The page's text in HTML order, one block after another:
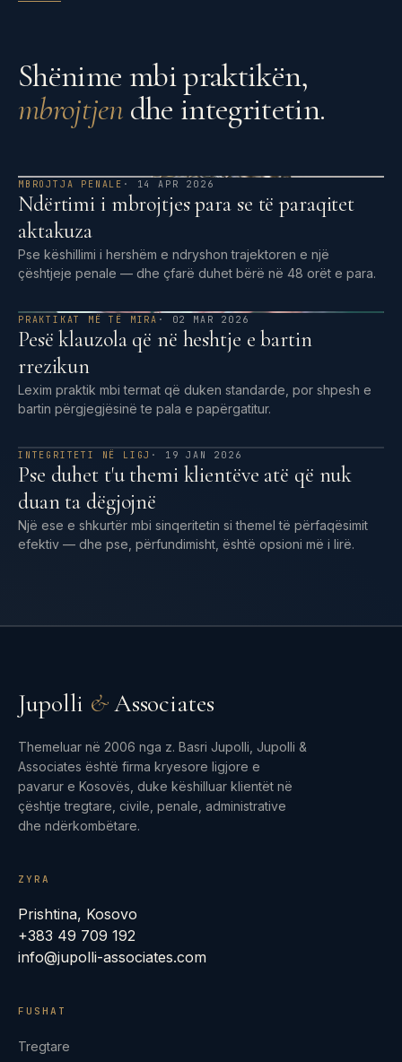
Shënime mbi praktikën,
mbrojtjen dhe integritetin.
MBROJTJA PENALE · 14 APR 2026
Ndërtimi i mbrojtjes para se të paraqitet
aktakuza
Pse këshillimi i hershëm e ndryshon trajektoren e një
çështjeje penale — dhe çfarë duhet bërë në 48 orët e para.
PRAKTIKAT MË TË MIRA · 02 MAR 2026
Pesë klauzola që në heshtje e bartin
rrezikun
Lexim praktik mbi termat që duken standarde, por shpesh e
bartin përgjegjësinë te pala e papërgatitur.
INTEGRITETI NË LIGJ · 19 JAN 2026
Pse duhet t'u themi klientëve atë që nuk
duan ta dëgjojnë
Një ese e shkurtër mbi sinqeritetin si themel të përfaqësimit
efektiv — dhe pse, përfundimisht, është opsioni më i lirë.
Jupolli &Associates
Themeluar në 2006 nga z. Basri Jupolli, Jupolli &
Associates është firma kryesore ligjore e
pavarur e Kosovës, duke këshilluar klientët në
çështje tregtare, civile, penale, administrative
dhe ndërkombëtare.
ZYRA
Prishtina, Kosovo
+383 49 709 192
info@jupolli-associates.com
FUSHAT
Tregtare